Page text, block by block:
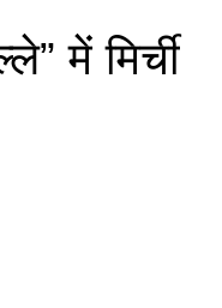
में मिर्ची